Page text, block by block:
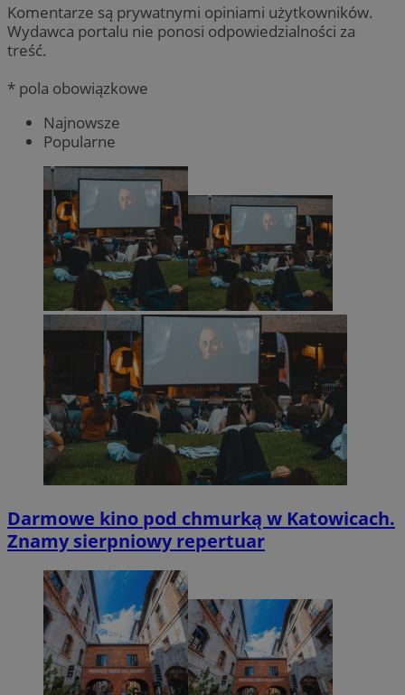
Komentarze są prywatnymi opiniami użytkowników.
Wydawca portalu nie ponosi odpowiedzialności za
treść.
* pola obowiązkowe
Najnowsze
Popularne
Darmowe kino pod chmurką w Katowicach.
Znamy sierpniowy repertuar